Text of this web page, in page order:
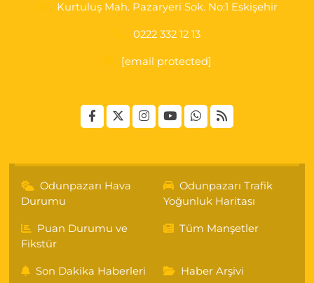
Kurtuluş Mah. Pazaryeri Sok. No:1 Eskişehir
0222 332 12 13
[email protected]
Odunpazarı Hava
Durumu
Odunpazarı Trafik
Yoğunluk Haritası
Puan Durumu ve
Fikstür
Tüm Manşetler
Son Dakika Haberleri Haber Arşivi